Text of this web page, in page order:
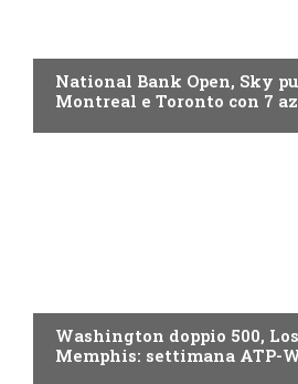
National Bank Open, Sky
Montreal e Toronto con 7
Washington doppio 500, Los
Memphis: settimana ATP-